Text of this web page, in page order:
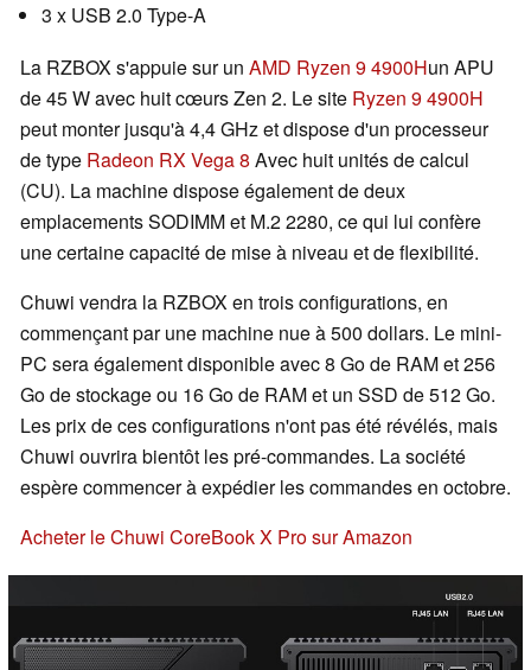
3 x USB 2.0 Type-A
La RZBOX s'appuie sur un AMD Ryzen 9 4900Hun APU
de 45 W avec huit cœurs Zen 2. Le site Ryzen 9 4900H
peut monter jusqu'à 4,4 GHz et dispose d'un processeur
de type Radeon RX Vega 8 Avec huit unités de calcul
(CU). La machine dispose également de deux
emplacements SODIMM et M.2 2280, ce qui lui confère
une certaine capacité de mise à niveau et de flexibilité.
Chuwi vendra la RZBOX en trois configurations, en
commençant par une machine nue à 500 dollars. Le mini-
PC sera également disponible avec 8 Go de RAM et 256
Go de stockage ou 16 Go de RAM et un SSD de 512 Go.
Les prix de ces configurations n'ont pas été révélés, mais
Chuwi ouvrira bientôt les pré-commandes. La société
espère commencer à expédier les commandes en octobre.
Acheter le Chuwi CoreBook X Pro sur Amazon